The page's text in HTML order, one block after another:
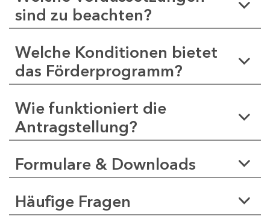
sind zu beachten?
Welche Konditionen bietet
das Förderprogramm?
Wie funktioniert die
Antragstellung?
Formulare & Downloads
Häufige Fragen